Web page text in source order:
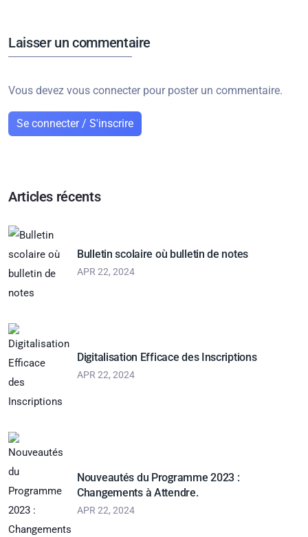
Laisser un commentaire
Vous devez vous connecter pour poster un commentaire.
Se connecter / S'inscrire
Articles récents
Bulletin scolaire où bulletin de notes
APR 22, 2024
Digitalisation Efficace des Inscriptions
APR 22, 2024
Nouveautés du Programme 2023 :
Changements à Attendre.
APR 22, 2024